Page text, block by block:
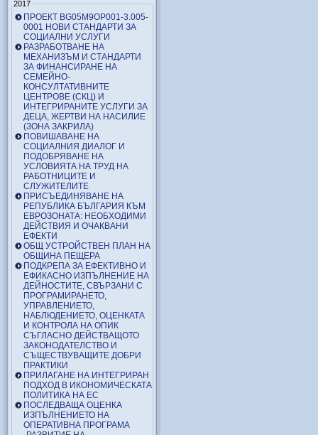
2017
ПРОЕКТ BG05M9OP001-3.005-
0001 НОВИ СТАНДАРТИ ЗА
СОЦИАЛНИ УСЛУГИ
РАЗРАБОТВАНЕ НА
МЕХАНИЗЪМ И СТАНДАРТИ
ЗА ФИНАНСИРАНЕ НА
СЕМЕЙНО-
КОНСУЛТАТИВНИТЕ
ЦЕНТРОВЕ (СКЦ) И
ИНТЕГРИРАНИТЕ УСЛУГИ ЗА
ДЕЦА, ЖЕРТВИ НА НАСИЛИЕ
(ЗОНА ЗАКРИЛА)
ПОВИШАВАНЕ НА
СОЦИАЛНИЯ ДИАЛОГ И
ПОДОБРЯВАНЕ НА
УСЛОВИЯТА НА ТРУД НА
РАБОТНИЦИТЕ И
СЛУЖИТЕЛИТЕ
ПРИСЪЕДИНЯВАНЕ НА
РЕПУБЛИКА БЪЛГАРИЯ КЪМ
ЕВРОЗОНАТА: НЕОБХОДИМИ
ДЕЙСТВИЯ И ОЧАКВАНИ
ЕФЕКТИ
ОБЩ УСТРОЙСТВЕН ПЛАН НА
ОБЩИНА ПЕЩЕРА
ПОДКРЕПА ЗА ЕФЕКТИВНО И
ЕФИКАСНО ИЗПЪЛНЕНИЕ НА
ДЕЙНОСТИТЕ, СВЪРЗАНИ С
ПРОГРАМИРАНЕТО,
УПРАВЛЕНИЕТО,
НАБЛЮДЕНИЕТО, ОЦЕНКАТА
И КОНТРОЛА НА ОПИК
СЪГЛАСНО ДЕЙСТВАЩОТО
ЗАКОНОДАТЕЛСТВО И
СЪЩЕСТВУВАЩИТЕ ДОБРИ
ПРАКТИКИ
ПРИЛАГАНЕ НА ИНТЕГРИРАН
ПОДХОД В ИКОНОМИЧЕСКАТА
ПОЛИТИКА НА ЕС
ПОСЛЕДВАЩА ОЦЕНКА
ИЗПЪЛНЕНИЕТО НА
ОПЕРАТИВНА ПРОГРАМА